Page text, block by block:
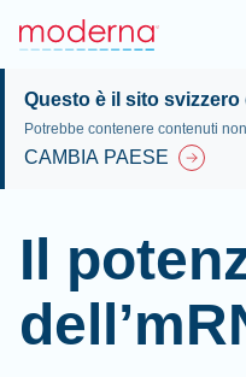
Questo è il sito svizzero
Potrebbe contenere contenuti
CAMBIA PAESE
Il